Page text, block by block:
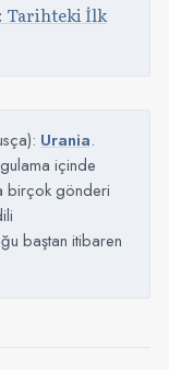
Tarihteki İlk
Urania.
içinde
birçok gönderi
baştan itibaren